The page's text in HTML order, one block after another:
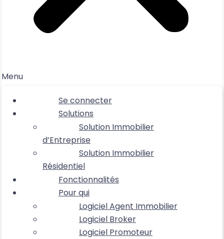
Menu
Se connecter
Solutions
Solution Immobilier
d’Entreprise
Solution Immobilier
Résidentiel
Fonctionnalités
Pour qui
Logiciel Agent Immobilier
Logiciel Broker
Logiciel Promoteur